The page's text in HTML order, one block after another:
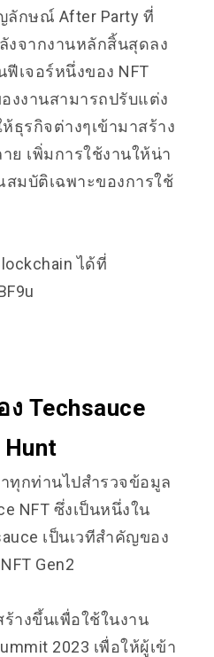
ลักษณ์ After Party ที่
งจากงานหลักสิ้นสุดลง
เจอร์หนึ่งของ NFT
งงานสามารถปรับแต่ง
ธุรกิจต่างๆเข้ามาสร้าง
ย เพิ่มการใช้งานให้น่า
มบัติเฉพาะของการใช้
ได้ที่
Techsauce
Hunt
ทุกท่านไปสำรวจข้อมูล
NFT ซึ่งเป็นหนึ่งใน
เป็นเวทีสำคัญของ
Gen2
ร้างขึ้นเพื่อใช้ในงาน
2023 เพื่อให้ผู้เข้า